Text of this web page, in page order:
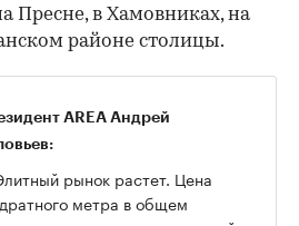
Пресне, в Хамовниках, на
районе столицы.
AREA Андрей
рынок растет. Цена
метра в общем